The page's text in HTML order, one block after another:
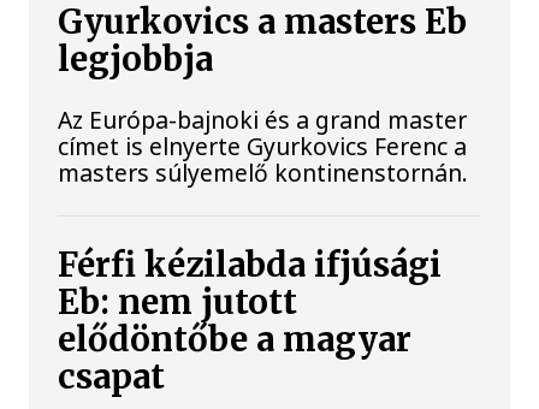
Gyurkovics a masters Eb
legjobbja
Az Európa-bajnoki és a grand master
címet is elnyerte Gyurkovics Ferenc a
masters súlyemelő kontinenstornán.
Férfi kézilabda ifjúsági
Eb: nem jutott
elődöntőbe a magyar
csapat